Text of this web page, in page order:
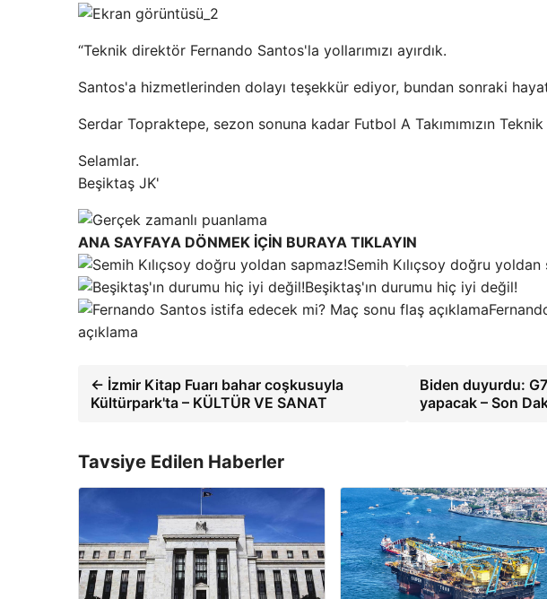
“Teknik direktör Fernando Santos'la yollarımızı ayırdık.
Santos'a hizmetlerinden dolayı teşekkür ediyor, bundan sonraki
Serdar Topraktepe, sezon sonuna kadar Futbol A Takımımızın
Selamlar.
Beşiktaş JK'
ANA SAYFAYA DÖNMEK İÇİN BURAYA TIKLAYIN
Semih Kılıçsoy doğru yoldan
Beşiktaş'ın durumu hiç iyi değil!
açıklama
← İzmir Kitap Fuarı bahar coşkusuyla
Kültürpark'ta – KÜLTÜR VE SANAT
Biden duyurdu:
yapacak – Son
Tavsiye Edilen Haberler